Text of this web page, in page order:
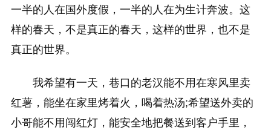
一半的人在国外度假，一半的人在为生计奔波。这
样的春天，不是真正的春天，这样的世界，也不是
真正的世界。
我希望有一天，巷口的老汉能不用在寒风里卖
红薯，能坐在家里烤着火，喝着热汤;希望送外卖的
小哥能不用闯红灯，能安全地把餐送到客户手里，